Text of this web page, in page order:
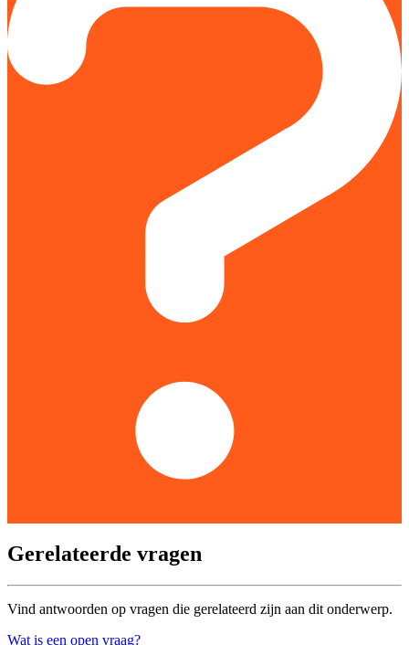
Gerelateerde vragen
Vind antwoorden op vragen die gerelateerd zijn aan dit onderwerp.
Wat is een open vraag?